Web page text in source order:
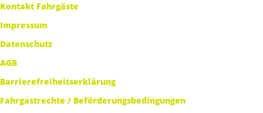
Kontakt Fahrgäste
Impressum
Datenschutz
AGB
Barrierefreiheitserklärung
Fahrgastrechte / Beförderungsbedingungen